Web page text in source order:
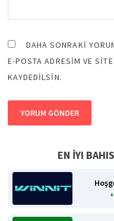
DAHA SONRAKI
E-POSTA ADRESIM VE
KAYDEDILSIN.
EN İYI